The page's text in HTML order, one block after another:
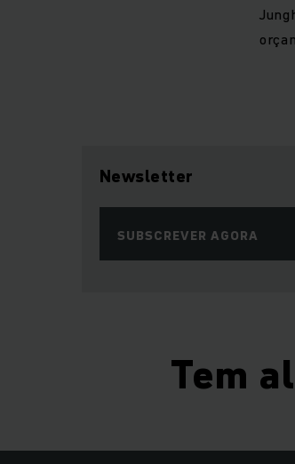
Newsletter
SUBSCREVER AGORA
Tem